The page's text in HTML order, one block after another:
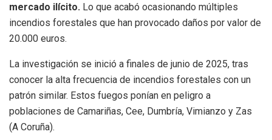
mercado ilícito. Lo que acabó ocasionando múltiples
incendios forestales que han provocado daños por valor de
20.000 euros.
La investigación se inició a finales de junio de 2025, tras
conocer la alta frecuencia de incendios forestales con un
patrón similar. Estos fuegos ponían en peligro a
poblaciones de Camariñas, Cee, Dumbría, Vimianzo y Zas
(A Coruña).